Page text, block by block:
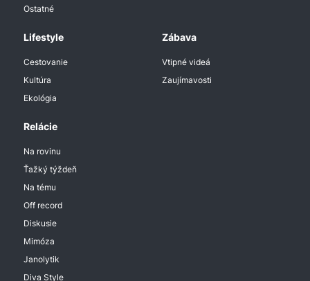
Ostatné
Lifestyle
Cestovanie
Kultúra
Ekológia
Zábava
Vtipné videá
Zaujímavosti
Relácie
Na rovinu
Ťažký týždeň
Na tému
Off record
Diskusie
Mimóza
Janolytik
Diva Style